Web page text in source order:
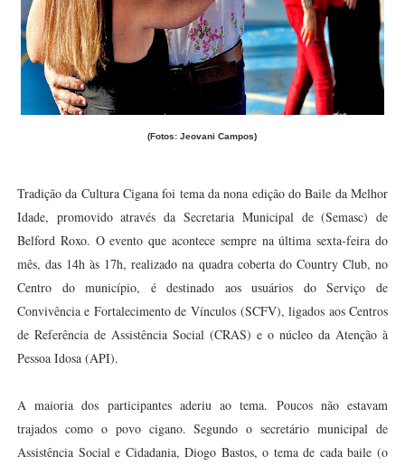
(Fotos: Jeovani Campos)
Tradição da Cultura Cigana foi tema da nona edição do Baile da Melhor
Idade, promovido através da Secretaria Municipal de (Semasc) de
Belford Roxo. O evento que acontece sempre na última sexta-feira do
mês, das 14h às 17h, realizado na quadra coberta do Country Club, no
Centro do município, é destinado aos usuários do Serviço de
Convivência e Fortalecimento de Vínculos (SCFV), ligados aos Centros
de Referência de Assistência Social (CRAS) e o núcleo da Atenção à
Pessoa Idosa (API).
A maioria dos participantes aderiu ao tema. Poucos não estavam
trajados como o povo cigano. Segundo o secretário municipal de
Assistência Social e Cidadania, Diogo Bastos, o tema de cada baile (o